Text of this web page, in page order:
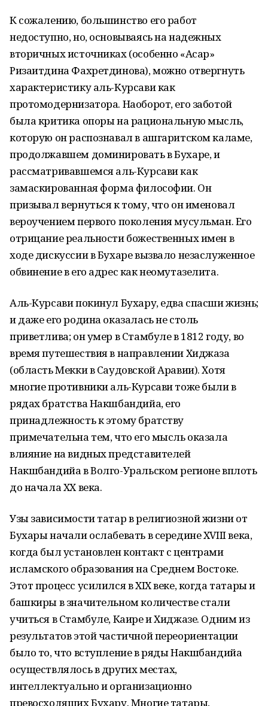
К сожалению, большинство его работ
недоступно, но, основываясь на надежных
вторичных источниках (особенно «Асар»
Ризаитдина Фахретдинова), можно отвергнуть
характеристику аль-Курсави как
протомодернизатора. Наоборот, его заботой
была критика опоры на рациональную мысль,
которую он распознавал в ашгаритском каламе,
продолжавшем доминировать в Бухаре, и
рассматривавшемся аль-Курсави как
замаскированная форма философии. Он
призывал вернуться к тому, что он именовал
вероучением первого поколения мусульман. Его
отрицание реальности божественных имен в
ходе дискуссии в Бухаре вызвало незаслуженное
обвинение в его адрес как неомутазелита.
Аль-Курсави покинул Бухару, едва спасши жизнь;
и даже его родина оказалась не столь
приветлива; он умер в Стамбуле в 1812 году, во
время путешествия в направлении Хиджаза
(область Мекки в Саудовской Аравии). Хотя
многие противники аль-Курсави тоже были в
рядах братства Накшбандийа, его
принадлежность к этому братству
примечательна тем, что его мысль оказала
влияние на видных представителей
Накшбандийа в Волго-Уральском регионе вплоть
до начала XX века.
Узы зависимости татар в религиозной жизни от
Бухары начали ослабевать в середине XVIII века,
когда был установлен контакт с центрами
исламского образования на Среднем Востоке.
Этот процесс усилился в XIX веке, когда татары и
башкиры в значительном количестве стали
учиться в Стамбуле, Каире и Хиджазе. Одним из
результатов этой частичной переориентации
было то, что вступление в ряды Накшбандийа
осуществлялось в других местах,
интеллектуально и организационно
превосходящих Бухару. Многие татары,